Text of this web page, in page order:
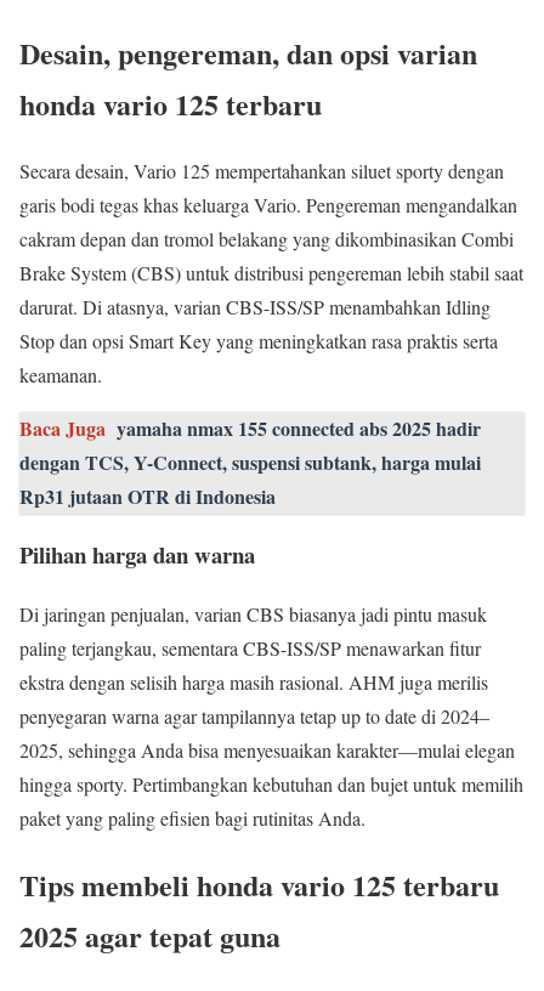
Desain, pengereman, dan opsi varian
honda vario 125 terbaru
Secara desain, Vario 125 mempertahankan siluet sporty dengan
garis bodi tegas khas keluarga Vario. Pengereman mengandalkan
cakram depan dan tromol belakang yang dikombinasikan Combi
Brake System (CBS) untuk distribusi pengereman lebih stabil saat
darurat. Di atasnya, varian CBS-ISS/SP menambahkan Idling
Stop dan opsi Smart Key yang meningkatkan rasa praktis serta
keamanan.
Baca Juga yamaha nmax 155 connected abs 2025 hadir
dengan TCS, Y-Connect, suspensi subtank, harga mulai
Rp31 jutaan OTR di Indonesia
Pilihan harga dan warna
Di jaringan penjualan, varian CBS biasanya jadi pintu masuk
paling terjangkau, sementara CBS-ISS/SP menawarkan fitur
ekstra dengan selisih harga masih rasional. AHM juga merilis
penyegaran warna agar tampilannya tetap up to date di 2024–
2025, sehingga Anda bisa menyesuaikan karakter—mulai elegan
hingga sporty. Pertimbangkan kebutuhan dan bujet untuk memilih
paket yang paling efisien bagi rutinitas Anda.
Tips membeli honda vario 125 terbaru
2025 agar tepat guna